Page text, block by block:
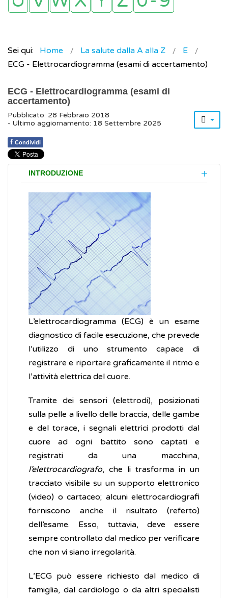
Sei qui: Home La salute dalla A alla Z
E
ECG - Elettrocardiogramma (esami di accertamento)
ECG - Elettrocardiogramma (esami di
accertamento)
Pubblicato: 28 Febbraio 2018
- Ultimo aggiornamento: 18 Settembre 2025
f Condividi
INTRODUZIONE
L’elettrocardiogramma (ECG) è un esame
diagnostico di facile esecuzione, che prevede
l’utilizzo di uno strumento capace di
registrare e riportare graficamente il ritmo e
l’attività elettrica del cuore.
Tramite dei sensori (elettrodi), posizionati
sulla pelle a livello delle braccia, delle gambe
e del torace, i segnali elettrici prodotti dal
cuore ad ogni battito sono captati e
registrati da una macchina,
l’elettrocardiografo, che li trasforma in un
tracciato visibile su un supporto elettronico
(video) o cartaceo; alcuni elettrocardiografi
forniscono anche il risultato (referto)
dell’esame. Esso, tuttavia, deve essere
sempre controllato dal medico per verificare
che non vi siano irregolarità.
L’ECG può essere richiesto dal medico di
famiglia, dal cardiologo o da altri specialisti